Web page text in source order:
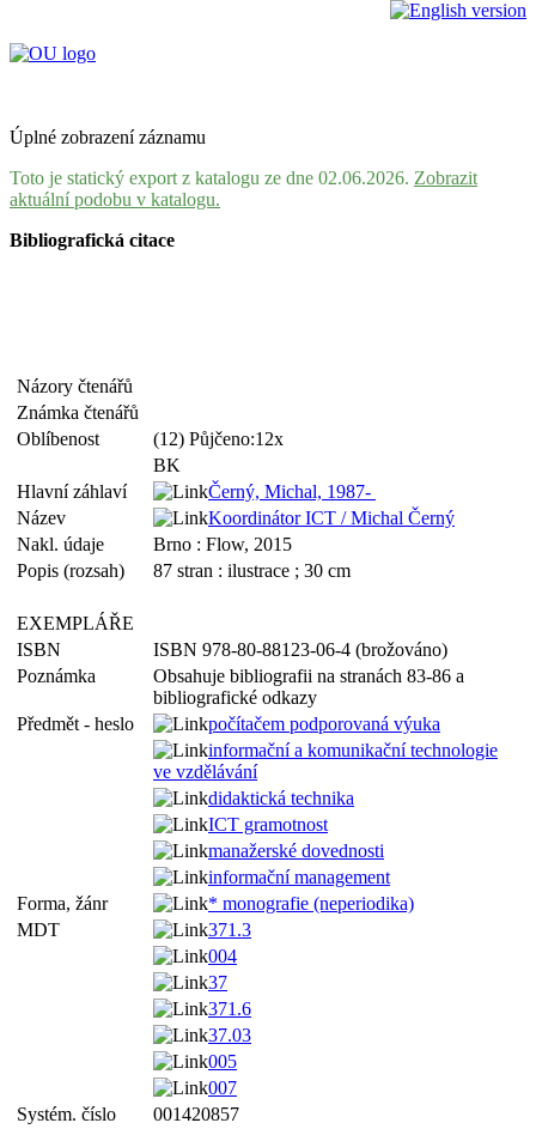
Úplné zobrazení záznamu
Toto je statický export z katalogu ze dne 02.06.2026. Zobrazit
aktuální podobu v katalogu.
Bibliografická citace
Názory čtenářů
Známka čtenářů
Oblíbenost
(12) Půjčeno:12x
BK
Hlavní záhlaví
Černý, Michal, 1987-
Název
Koordinátor ICT / Michal Černý
Nakl. údaje
Brno : Flow, 2015
Popis (rozsah)
87 stran : ilustrace ; 30 cm
EXEMPLÁŘE
ISBN
ISBN 978-80-88123-06-4 (brožováno)
Poznámka
Obsahuje bibliografii na stranách 83-86 a
bibliografické odkazy
Předmět - heslo
počítačem podporovaná výuka
informační a komunikační technologie
ve vzdělávání
didaktická technika
ICT gramotnost
manažerské dovednosti
informační management
Forma, žánr
* monografie (neperiodika)
MDT
371.3
004
37
371.6
37.03
005
007
Systém. číslo
001420857